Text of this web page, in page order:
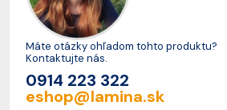
Máte otázky ohľadom tohto produktu?
Kontaktujte nás.
0914 223 322
eshop@lamina.sk